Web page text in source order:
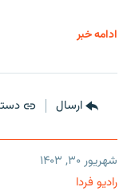
ادامه خبر
ارسال
شهریور ۳۰, ۱۴۰۳
رادیو فردا